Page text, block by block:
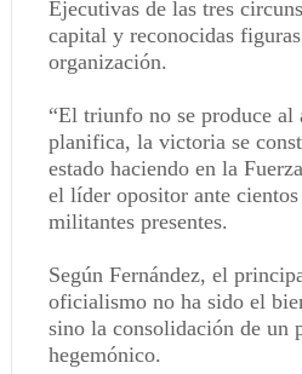
Ejecutivas de las tres
capital y reconocidas
organización.
“El triunfo no se produce al
planifica, la victoria se
estado haciendo en la
el líder opositor ante
militantes presentes.
Según Fernández, el
oficialismo no ha sido el
sino la consolidación de un
hegemónico.